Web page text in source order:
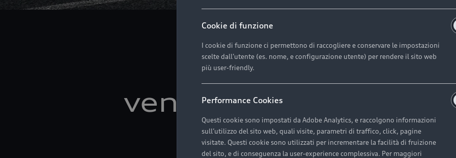
Cookie di funzione
I cookie di funzione ci permettono di raccogliere e conservare le impostazioni
scelte dall’utente (es. nome, e configurazione utente) per rendere il sito web
più user-friendly.
Performance Cookies
Questi cookie sono impostati da Adobe Analytics, e raccolgono informazioni
sull’utilizzo del sito web, quali visite, parametri di traffico, click, pagine
visitate. Questi cookie sono utilizzati per incrementare la facilità di fruizione
del sito, e di conseguenza la user-experience complessiva. Per maggiori
Dalla consulenza
vendita,
tua esperienza